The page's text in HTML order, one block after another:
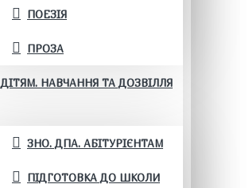
ПОЕЗІЯ
ПРОЗА
ДІТЯМ. НАВЧАННЯ ТА ДОЗВІЛЛЯ
ЗНО. ДПА. АБІТУРІЄНТАМ
ПІДГОТОВКА ДО ШКОЛИ